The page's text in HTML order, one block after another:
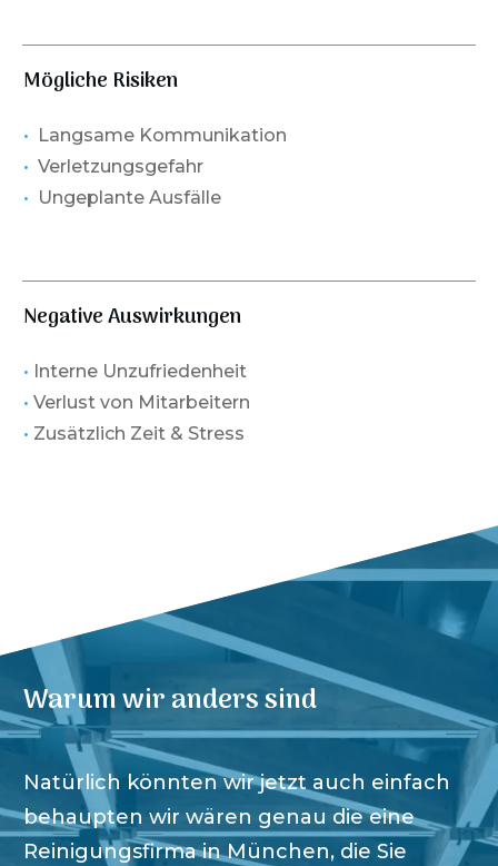
Mögliche Risiken
•
Langsame Kommunikation
• Verletzungsgefahr
• Ungeplante Ausfälle
Negative Auswirkungen
• Interne Unzufriedenheit
• Verlust von Mitarbeitern
• Zusätzlich Zeit & Stress
Warum wir anders sind
Natürlich könnten wir jetzt auch einfach
behaupten wir wären genau die eine
Reinigungsfirma inMünchen, die Sie